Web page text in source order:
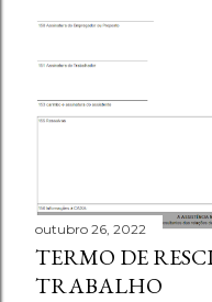
outubro 26, 2022
TERMO DE
TRABALHO